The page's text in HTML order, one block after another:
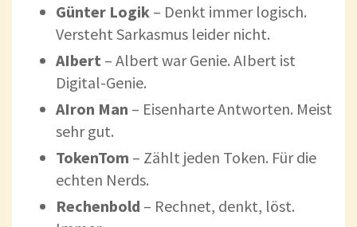
Günter Logik – Denkt immer logisch.
Versteht Sarkasmus leider nicht.
AIbert – Albert war Genie. AIbert ist
Digital-Genie.
AIron Man – Eisenharte Antworten. Meist
sehr gut.
TokenTom – Zählt jeden Token. Für die
echten Nerds.
Rechenbold – Rechnet, denkt, löst.